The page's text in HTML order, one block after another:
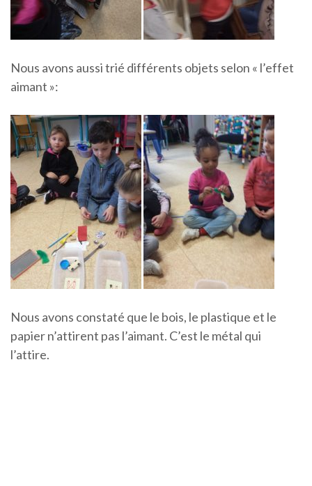
Nous avons aussi trié différents objets selon « l’effet
aimant »:
Nous avons constaté que le bois, le plastique et le
papier n’attirent pas l’aimant. C’est le métal qui
l’attire.